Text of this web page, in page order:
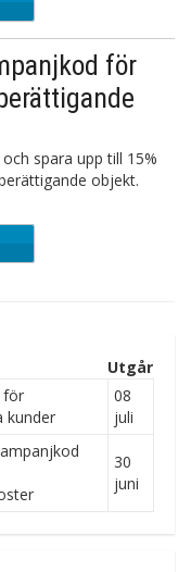
för
spara upp till 15%
objekt.
Utgår
för
kunder
08
juli
30
juni